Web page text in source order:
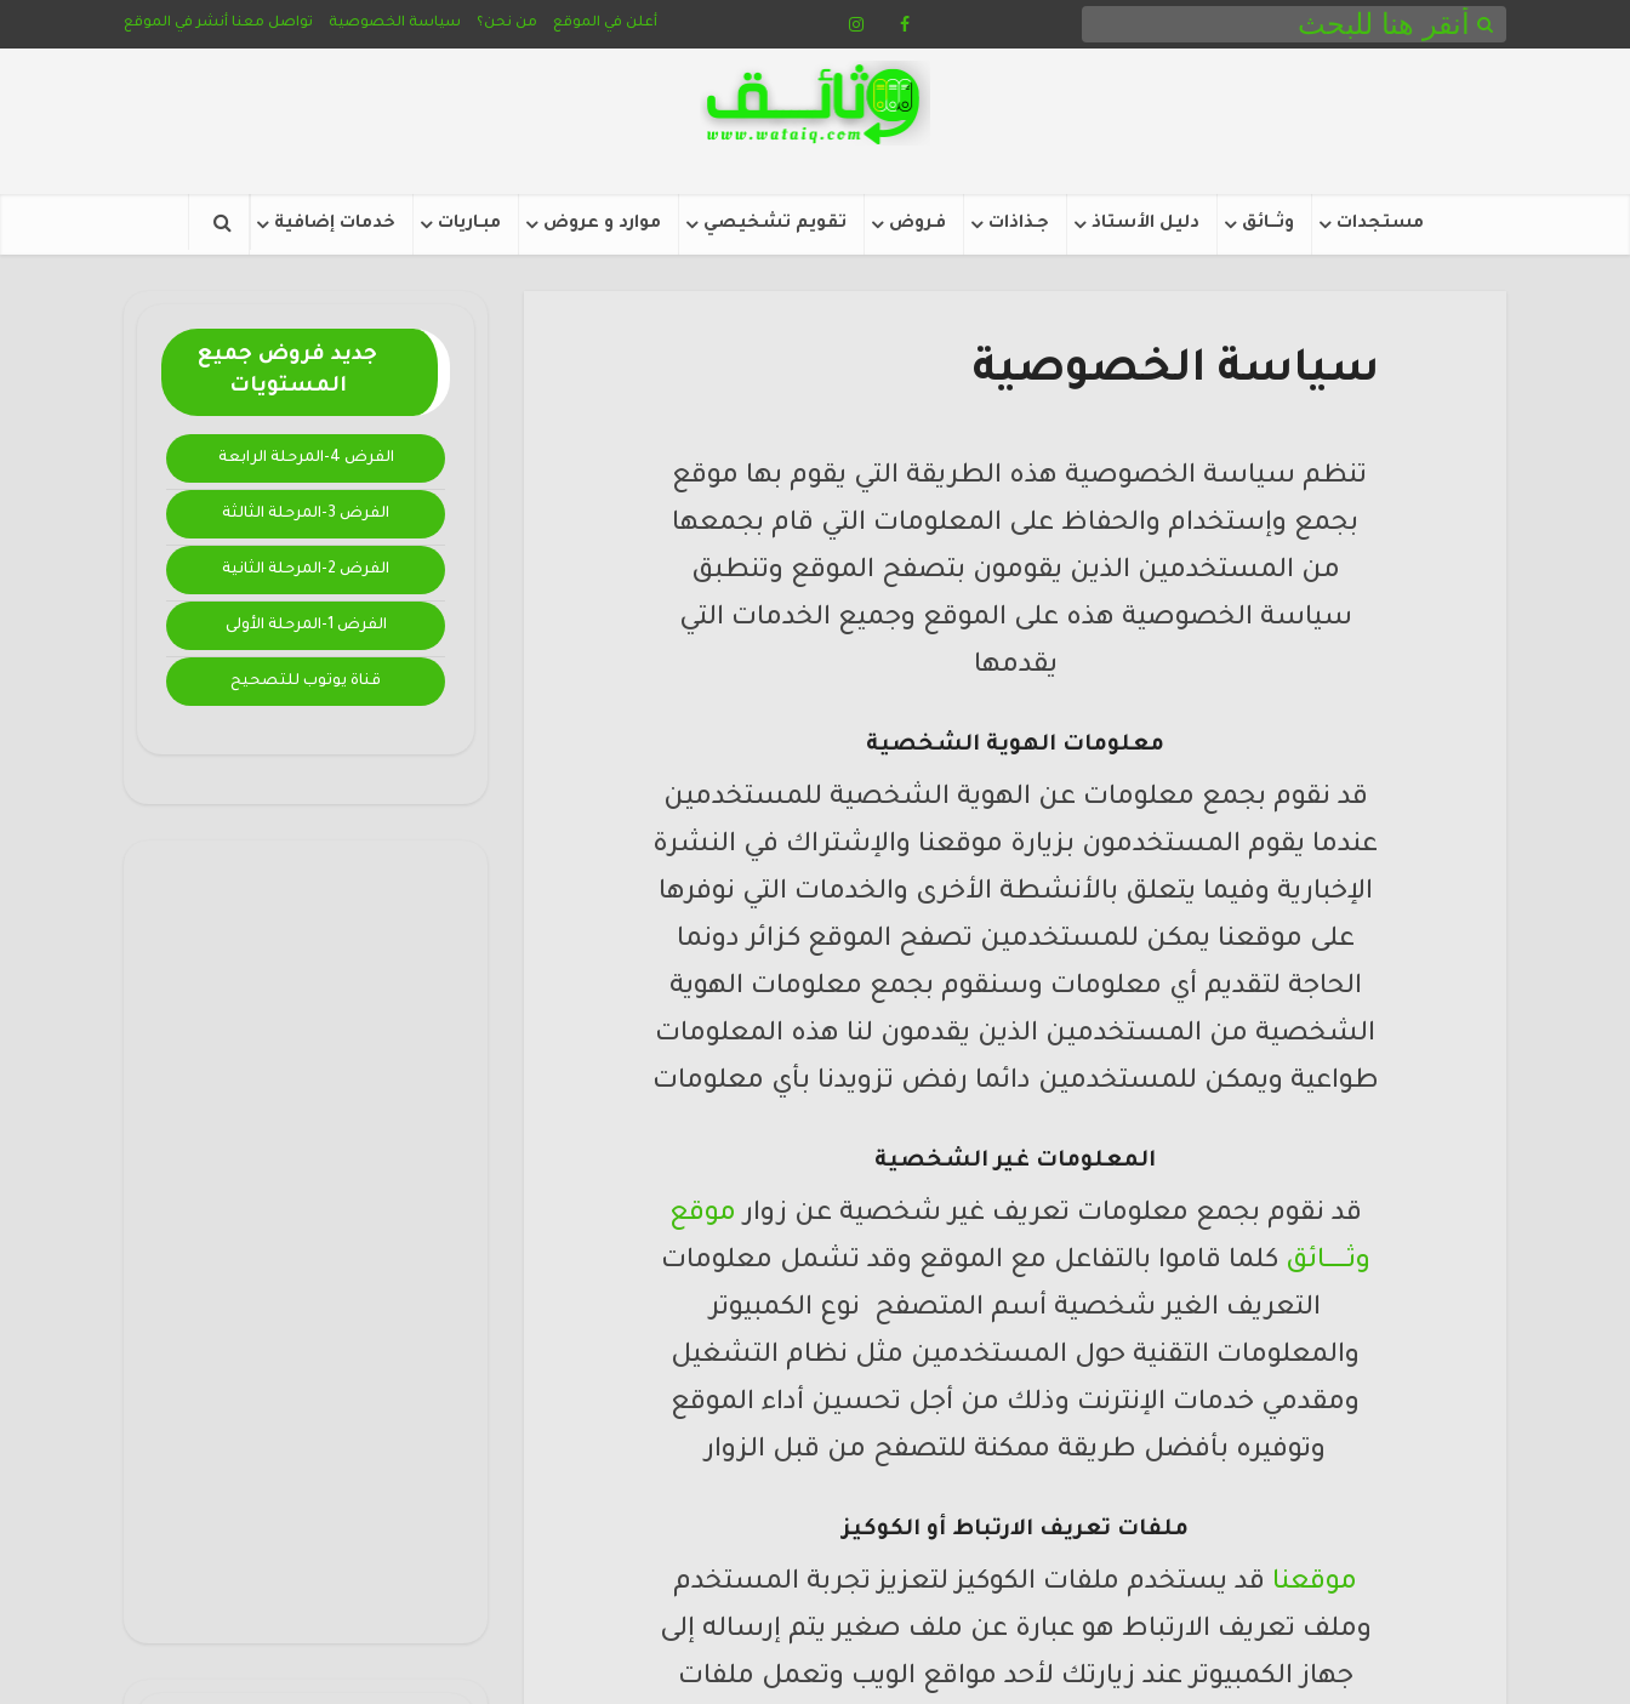
أعلن في الموقع من نحن؟ سياسة الخصوصية تواصل معنا أنشر في الموقع
مستجدات وثـــائق دليل الأستاذ جـذاذات فـروض تقويم تشخيصي موارد و عروض مبـاريات خدمات إضافية
جديد فروض جميع
المستويات
الفرض 4-المرحلة الرابعة
الفرض 3-المرحلة الثالثة
الفرض 2-المرحلة الثانية
الفرض 1-المرحلة الأولى
قناة يوتوب للتصحيح
سياسة الخصوصية
تنظم سياسة الخصوصية هذه الطريقة التي يقوم بها موقع
بجمع وإستخدام والحفاظ على المعلومات التي قام بجمعها
من المستخدمين الذين يقومون بتصفح الموقع وتنطبق
سياسة الخصوصية هذه على الموقع وجميع الخدمات التي
يقدمها
معلومات الهوية الشخصية
قد نقوم بجمع معلومات عن الهوية الشخصية للمستخدمين
عندما يقوم المستخدمون بزيارة موقعنا والإشتراك في النشرة
الإخبارية وفيما يتعلق بالأنشطة الأخرى والخدمات التي نوفرها
على موقعنا يمكن للمستخدمين تصفح الموقع كزائر دونما
الحاجة لتقديم أي معلومات وسنقوم بجمع معلومات الهوية
الشخصية من المستخدمين الذين يقدمون لنا هذه المعلومات
طواعية ويمكن للمستخدمين دائما رفض تزويدنا بأي معلومات
المعلومات غير الشخصية
قد نقوم بجمع معلومات تعريف غير شخصية عن زوار موقع
وثـــــــــائق كلما قاموا بالتفاعل مع الموقع وقد تشمل معلومات
التعريف الغير شخصية أسم المتصفح نوع الكمبيوتر
والمعلومات التقنية حول المستخدمين مثل نظام التشغيل
ومقدمي خدمات الإنترنت وذلك من أجل تحسين أداء الموقع
وتوفيره بأفضل طريقة ممكنة للتصفح من قبل الزوار
ملفات تعريف الارتباط أو الكوكيز
موقعنا قد يستخدم ملفات الكوكيز لتعزيز تجربة المستخدم
وملف تعريف الارتباط هو عبارة عن ملف صغير يتم إرساله إلى
جهاز الكمبيوتر عند زيارتك لأحد مواقع الويب وتعمل ملفات